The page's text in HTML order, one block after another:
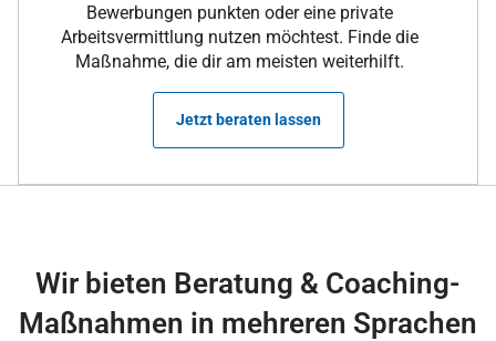
Bewerbungen punkten oder eine private
Arbeitsvermittlung nutzen möchtest. Finde die
Maßnahme, die dir am meisten weiterhilft.
Jetzt beraten lassen
Wir bieten Beratung & Coaching-
Maßnahmen in mehreren Sprachen